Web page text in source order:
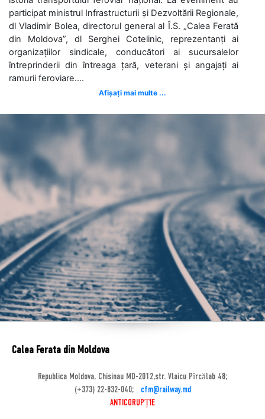
participat ministrul Infrastructurii și Dezvoltării Regionale,
dl Vladimir Bolea, directorul general al Î.S. „Calea Ferată
din Moldova”, dl Serghei Cotelinic, reprezentanți ai
organizațiilor sindicale, conducători ai sucursalelor
întreprinderii din întreaga țară, veterani și angajați ai
ramurii feroviare....
Afișați mai multe ...
Calea Ferata din Moldova
Republica Moldova, Chisinau MD-2012,str. Vlaicu Pîrcălab 48;
(+373) 22-832-040;
cfm@railway.md
ANTICORUPȚIE